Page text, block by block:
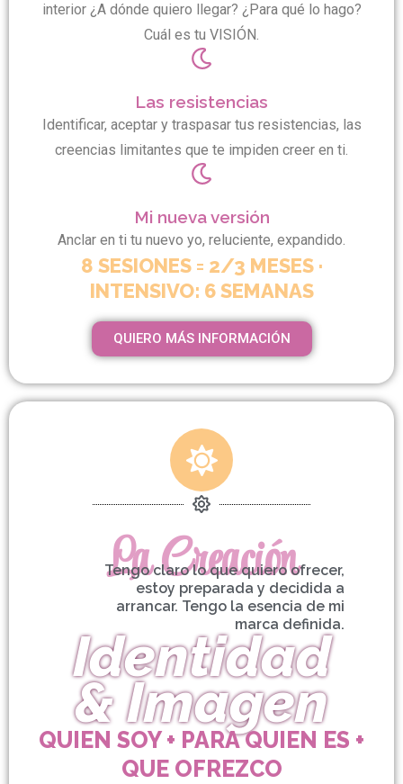
interior ¿A dónde quiero llegar? ¿Para qué lo hago?
Cuál es tu VISIÓN.
Las resistencias
Identificar, aceptar y traspasar tus resistencias, las
creencias limitantes que te impiden creer en ti.
Mi nueva versión
Anclar en ti tu nuevo yo, reluciente, expandido.
8 SESIONES = 2/3 MESES ·
INTENSIVO: 6 SEMANAS
QUIERO MÁS INFORMACIÓN
La Creación
Tengo claro lo que quiero ofrecer,
estoy preparada y decidida a
arrancar. Tengo la esencia de mi
marca definida.
Identidad
& Imagen
QUIEN SOY + PARA QUIEN ES +
QUE OFREZCO